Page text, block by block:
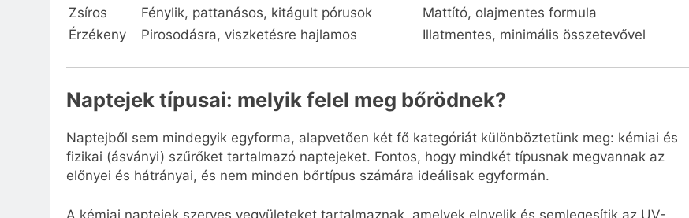
Zsíros
Fénylik, pattanásos, kitágult pórusok
Mattító, olajmentes formula
Érzékeny
Pirosodásra, viszketésre hajlamos Illatmentes, minimális összetevővel
Naptejek típusai: melyik felel meg bőrödnek?
Naptejből sem mindegyik egyforma, alapvetően két fő kategóriát különböztetünk meg: kémiai és
fizikai (ásványi) szűrőket tartalmazó naptejeket. Fontos, hogy mindkét típusnak megvannak az
előnyei és hátrányai, és nem minden bőrtípus számára ideálisak egyformán.
A kémiai naptejek szerves vegyületeket tartalmaznak, amelyek elnyelik és semlegesítik az UV-